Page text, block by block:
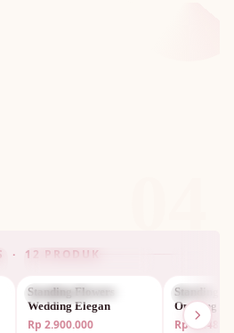
· 12 PRODUK
STANDING FLOWERS
Standing Flowers
Wedding Elegan
Rp 2.900.000
Standing
Opening
Rp